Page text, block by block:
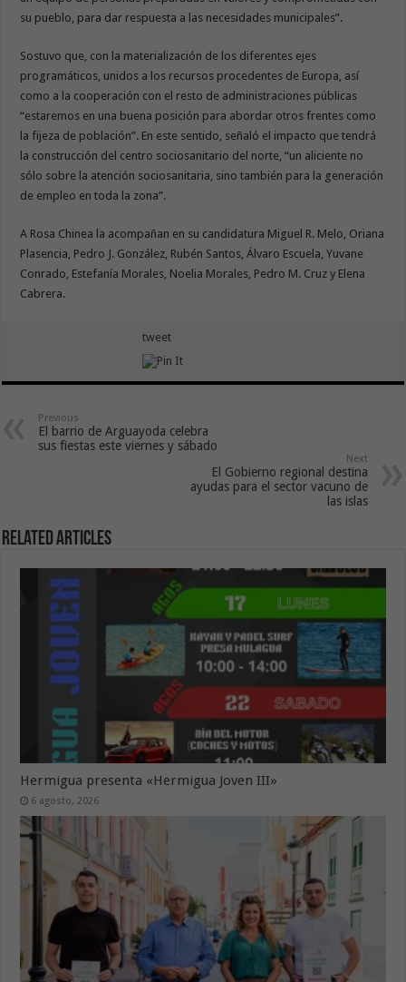
su pueblo, para dar respuesta a las necesidades municipales”.
Sostuvo que, con la materialización de los diferentes ejes
programáticos, unidos a los recursos procedentes de Europa, así
como a la cooperación con el resto de administraciones públicas
“estaremos en una buena posición para abordar otros frentes como
la fijeza de población”. En este sentido, señaló el impacto que tendrá
la construcción del centro sociosanitario del norte, “un aliciente no
sólo sobre la atención sociosanitaria, sino también para la generación
de empleo en toda la zona”.
A Rosa Chinea la acompañan en su candidatura Miguel R. Melo, Oriana
Plasencia, Pedro J. González, Rubén Santos, Álvaro Escuela, Yuvane
Conrado, Estefanía Morales, Noelia Morales, Pedro M. Cruz y Elena
Cabrera.
tweet
Previous
El barrio de Arguayoda celebra
sus fiestas este viernes y sábado
Next
El Gobierno regional destina
ayudas para el sector vacuno de
las islas
Related Articles
Hermigua presenta «Hermigua Joven III»
6 agosto, 2026